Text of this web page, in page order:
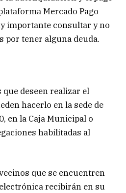
Mercado Pago
importante consultar y no
por tener alguna deuda.
deseen realizar el
hacerlo en la sede de
en la Caja Municipal o
habilitadas al
que se encuentren
recibirán en su